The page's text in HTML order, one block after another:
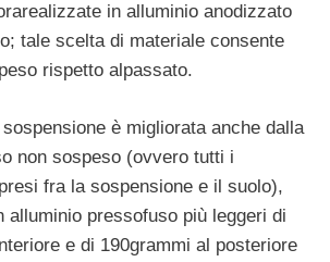
in alluminio anodizzato
tale scelta di materiale consente
rispetto alpassato.
è migliorata anche dalla
non sospeso (ovvero tutti i
fra la sospensione e il suolo),
alluminio pressofuso più leggeri di
e di 190grammi al posteriore